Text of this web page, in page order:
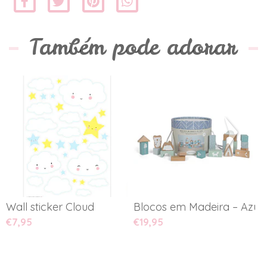
Também pode adorar
Wall sticker Cloud
€7,95
Blocos em Madeira – Azul
€19,95